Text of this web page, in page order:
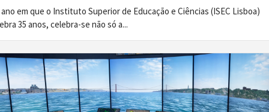
em que o Instituto Superior de Educação e Ciências (ISEC Lisboa)
35 anos, celebra-se não só a...